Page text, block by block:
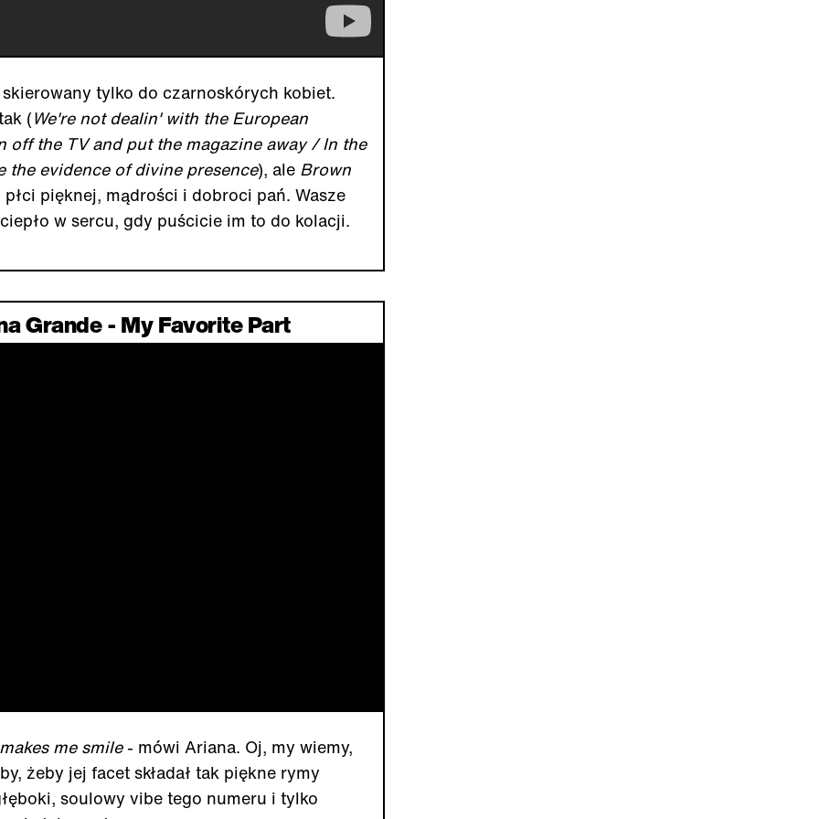
tylko do czarnoskórych kobiet.
(We're not dealin' with the European
the TV and put the magazine away / In the
the evidence of divine presence), ale Brown
pięknej, mądrości i dobroci pań. Wasze
w sercu, gdy puścicie im to do kolacji.
Grande - My Favorite Part
me smile- mówi Ariana. Oj, my wiemy,
żeby jej facet składał tak piękne rymy
soulowy vibe tego numeru i tylko